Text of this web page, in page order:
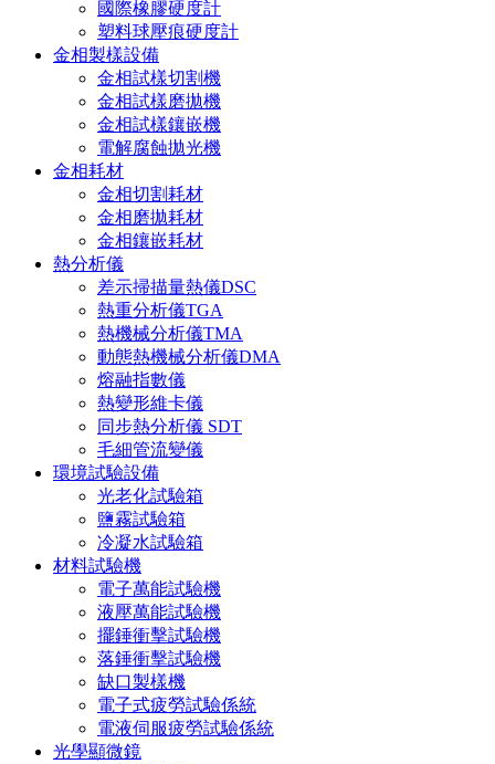
國際橡膠硬度計
塑料球壓痕硬度計
金相製樣設備
金相試樣切割機
金相試樣磨拋機
金相試樣鑲嵌機
電解腐蝕拋光機
金相耗材
金相切割耗材
金相磨拋耗材
金相鑲嵌耗材
熱分析儀
差示掃描量熱儀DSC
熱重分析儀TGA
熱機械分析儀TMA
動態熱機械分析儀DMA
熔融指數儀
熱變形維卡儀
同步熱分析儀 SDT
毛細管流變儀
環境試驗設備
光老化試驗箱
鹽霧試驗箱
冷凝水試驗箱
材料試驗機
電子萬能試驗機
液壓萬能試驗機
擺錘衝擊試驗機
落錘衝擊試驗機
缺口製樣機
電子式疲勞試驗係統
電液伺服疲勞試驗係統
光學顯微鏡